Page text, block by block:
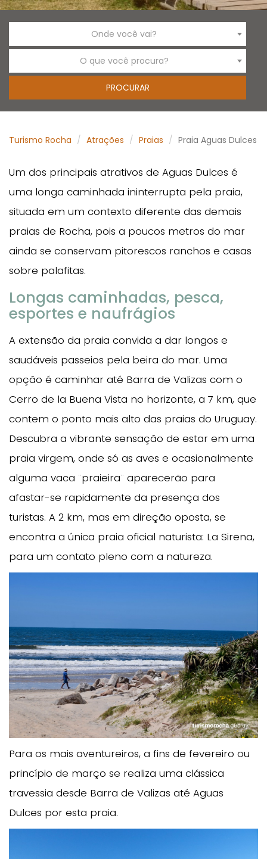
Onde você vai?
O que você procura?
Turismo Rocha Atrações Praias Praia Aguas Dulces
Um dos principais atrativos de Aguas Dulces é
uma longa caminhada ininterrupta pela praia,
situada em um contexto diferente das demais
praias de Rocha, pois a poucos metros do mar
ainda se conservam pitorescos ranchos e casas
sobre palafitas.
Longas caminhadas, pesca,
esportes e naufrágios
A extensão da praia convida a dar longos e
saudáveis passeios pela beira do mar. Uma
opção é caminhar até Barra de Valizas com o
Cerro de la Buena Vista no horizonte, a 7 km, que
contem o ponto mais alto das praias do Uruguay.
Descubra a vibrante sensação de estar em uma
praia virgem, onde só as aves e ocasionalmente
alguma vaca ¨praieira¨ aparecerão para
afastar-se rapidamente da presença dos
turistas. A 2 km, mas em direção oposta, se
encontra a única praia oficial naturista: La Sirena,
para um contato pleno com a natureza.
Para os mais aventureiros, a fins de fevereiro ou
princípio de março se realiza uma clássica
travessia desde Barra de Valizas até Aguas
Dulces por esta praia.